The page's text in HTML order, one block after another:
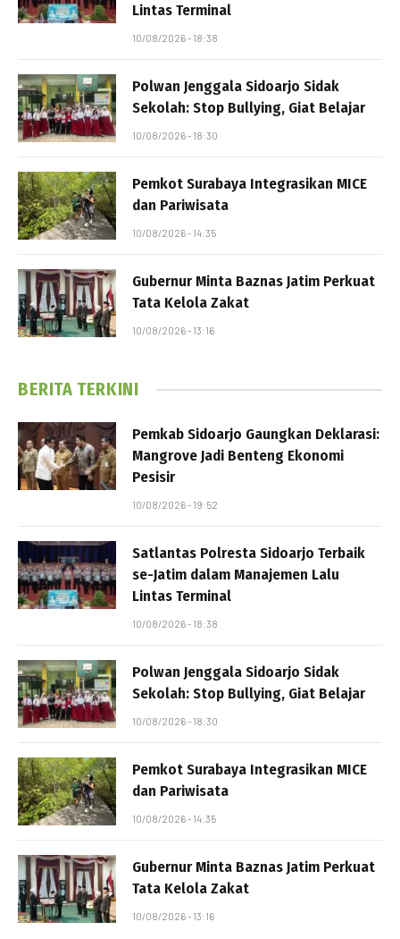
Lintas Terminal
10/08/2026 - 18:38
Polwan Jenggala Sidoarjo Sidak
Sekolah: Stop Bullying, Giat Belajar
10/08/2026 - 18:30
Pemkot Surabaya Integrasikan MICE
dan Pariwisata
10/08/2026 - 14:35
Gubernur Minta Baznas Jatim Perkuat
Tata Kelola Zakat
10/08/2026 - 13:16
BERITA TERKINI
Pemkab Sidoarjo Gaungkan Deklarasi:
Mangrove Jadi Benteng Ekonomi
Pesisir
10/08/2026 - 19:52
Satlantas Polresta Sidoarjo Terbaik
se-Jatim dalam Manajemen Lalu
Lintas Terminal
10/08/2026 - 18:38
Polwan Jenggala Sidoarjo Sidak
Sekolah: Stop Bullying, Giat Belajar
10/08/2026 - 18:30
Pemkot Surabaya Integrasikan MICE
dan Pariwisata
10/08/2026 - 14:35
Gubernur Minta Baznas Jatim Perkuat
Tata Kelola Zakat
10/08/2026 - 13:16